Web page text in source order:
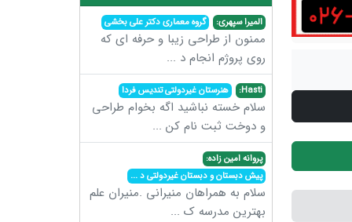
المیرا سپهری: گروه معماری دکتر علی بخشی
ممنون از طراحی زیبا و حرفه ای که
روی پروژم انجام د ...
Hasti: هنرستان غیردولتی تندیس فردا
سلام خسته نباشید اگه بخوام طراحی
و دوخت ثبت نام کن ...
پروانه امین زاده:
پیش دبستان و دبستان غیردولتی د...
سلام به همراهان منیرانی .منیران علم
بهترین مدرسه ک ...